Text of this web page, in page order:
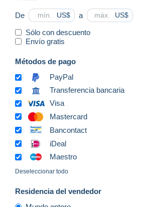
De US$ a US$
Sólo con descuento
Envío gratis
Métodos de pago
PayPal
Transferencia bancaria
Visa
Mastercard
Bancontact
iDeal
Maestro
Deseleccionar todo
Residencia del vendedor